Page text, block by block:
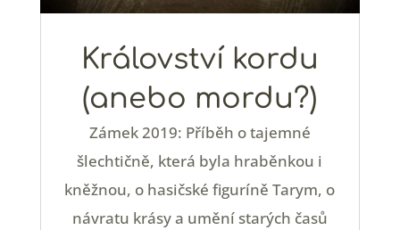
Království kordu
(anebo mordu?)
Zámek 2019: Příběh o tajemné
šlechtičně, která byla hraběnkou i
kněžnou, o hasičské figuríně Tarym, o
návratu krásy a umění starých časů